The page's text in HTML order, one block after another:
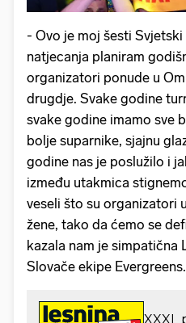
- Ovo je moj šesti
natjecanja planiram
organizatori ponude u
drugdje. Svake godine
svake godine imamo sve
bolje suparnike, sjajnu
godine nas je poslužilo i
između utakmica
veseli što su organizatori
žene, tako da ćemo se
kazala nam je simpatična
Slovače ekipe Evergreens.